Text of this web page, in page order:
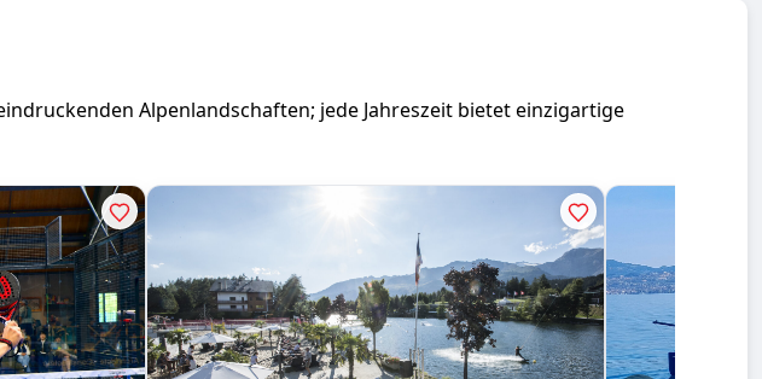
Alpenlandschaften; jede Jahreszeit bietet einzigartige